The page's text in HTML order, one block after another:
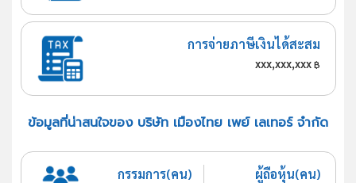
การจ่ายภาษีเงินได้สะสม
xxx,xxx,xxx฿
ข้อมูลที่น่าสนใจของ บริษัท เมืองไทย เพย์ เลเทอร์ จำกัด
กรรมการ(คน) ผู้ถือหุ้น(คน)